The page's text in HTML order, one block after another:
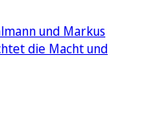
und Markus
die Macht und